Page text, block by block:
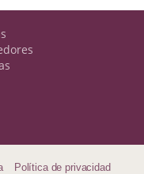
Política de privacidad